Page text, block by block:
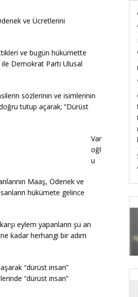
ve Ücretlerini
ve bugün hükümette
ile Demokrat Parti Ulusal
sözlerinin ve isimlerinin
tutup açarak; “Dürüst
Var
oğl
u
Maaş, Ödenek ve
hükümete gelince
eylem yapanların şu an
kadar herhangi bir adım
“dürüst insan”
“dürüst insan”